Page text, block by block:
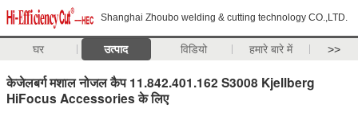
Shanghai Zhoubo welding & cutting technology CO.,LTD.
घर उत्पाद विडियो हमारे बारे में >>
केजेलबर्ग मशाल नोजल कैप 11.842.401.162 S3008 Kjellberg
HiFocus Accessories के लिए